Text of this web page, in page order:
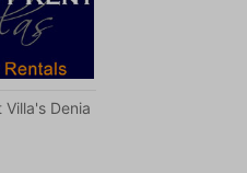
Villa's Denia